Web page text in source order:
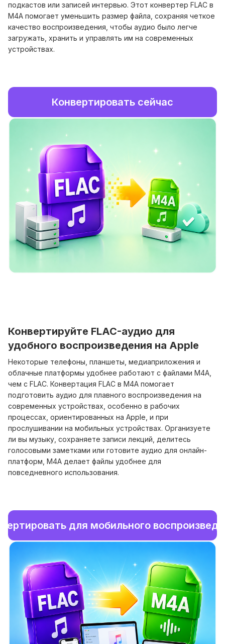
подкастов или записей интервью. Этот конвертер FLAC в
M4A помогает уменьшить размер файла, сохраняя четкое
качество воспроизведения, чтобы аудио было легче
загружать, хранить и управлять им на современных
устройствах.
Конвертировать сейчас
Конвертируйте FLAC-аудио для
удобного воспроизведения на Apple
Некоторые телефоны, планшеты, медиаприложения и
облачные платформы удобнее работают с файлами M4A,
чем с FLAC. Конвертация FLAC в M4A помогает
подготовить аудио для плавного воспроизведения на
современных устройствах, особенно в рабочих
процессах, ориентированных на Apple, и при
прослушивании на мобильных устройствах. Организуете
ли вы музыку, сохраняете записи лекций, делитесь
голосовыми заметками или готовите аудио для онлайн-
платформ, M4A делает файлы удобнее для
повседневного использования.
для мобильного